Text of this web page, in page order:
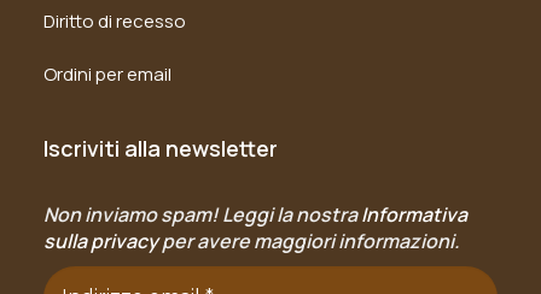
Diritto di recesso
Ordini per email
Iscriviti alla newsletter
Non inviamo spam! Leggi la nostraInformativa
sulla privacyper avere maggiori informazioni.